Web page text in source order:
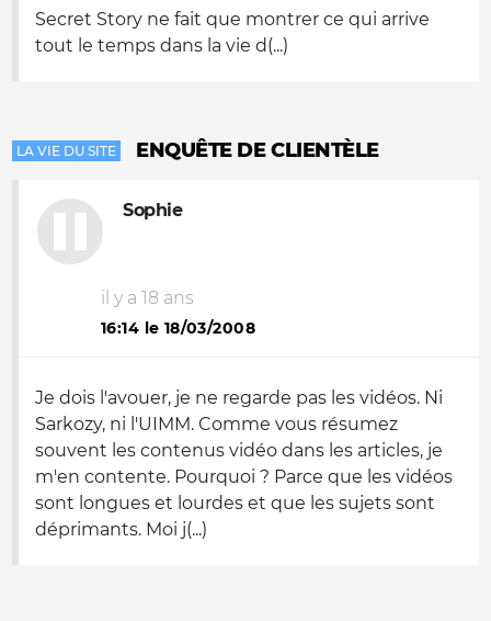
Secret Story ne fait que montrer ce qui arrive
tout le temps dans la vie d(...)
LA VIE DU SITE ENQUÊTE DE CLIENTÈLE
Sophie
il y a 18 ans
16:14 le 18/03/2008
Je dois l'avouer, je ne regarde pas les vidéos. Ni
Sarkozy, ni l'UIMM. Comme vous résumez
souvent les contenus vidéo dans les articles, je
m'en contente. Pourquoi ? Parce que les vidéos
sont longues et lourdes et que les sujets sont
déprimants. Moi j(...)